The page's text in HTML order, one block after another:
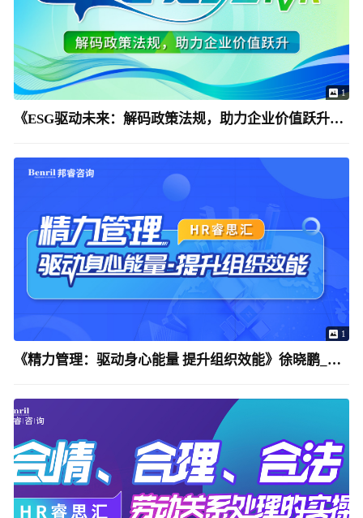
1
《ESG驱动未来：解码政策法规，助力企业价值跃升》姚凯
1
《精力管理：驱动身心能量 提升组织效能》徐晓鹏_邦睿咨询